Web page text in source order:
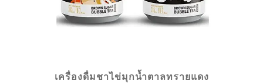
เครื่องดื่มชาไข่มุกน้ำตาลทรายแดง